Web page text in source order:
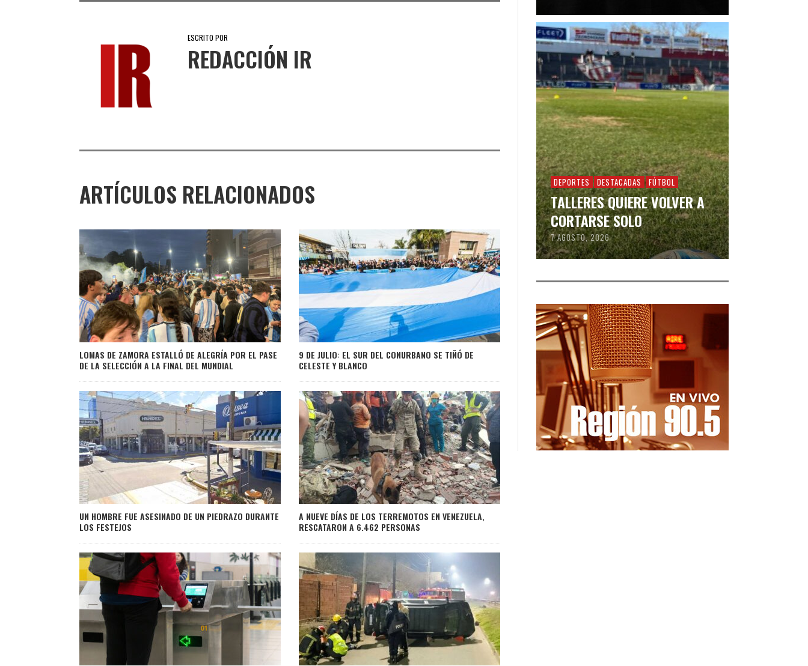
ESCRITO POR
REDACCIÓN IR
ARTÍCULOS RELACIONADOS
LOMAS DE ZAMORA ESTALLÓ DE ALEGRÍA POR EL PASE
DE LA SELECCIÓN A LA FINAL DEL MUNDIAL
9 DE JULIO: EL SUR DEL CONURBANO SE TIÑÓ DE
CELESTE Y BLANCO
UN HOMBRE FUE ASESINADO DE UN PIEDRAZO DURANTE
LOS FESTEJOS
A NUEVE DÍAS DE LOS TERREMOTOS EN VENEZUELA,
RESCATARON A 6.462 PERSONAS
DEPORTES DESTACADAS FÚTBOL
TALLERES QUIERE VOLVER A
CORTARSE SOLO
7 AGOSTO, 2026